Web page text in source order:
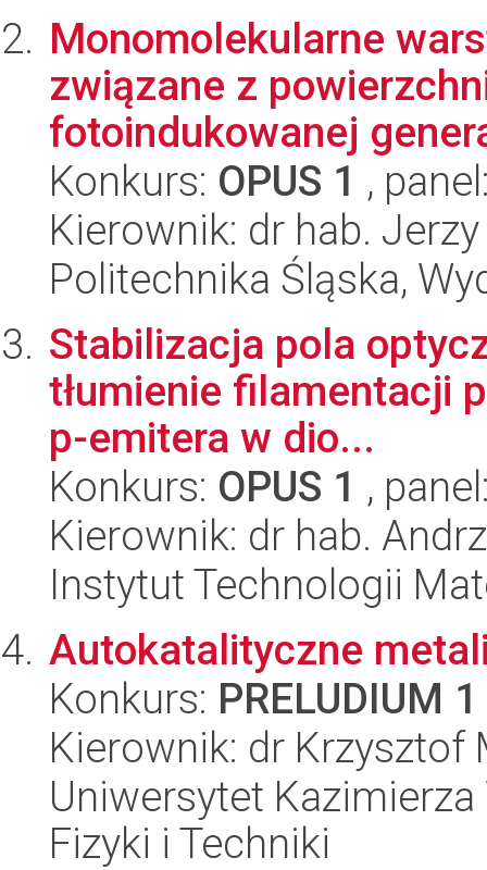
Monomolekularne
związane z
fotoindukowanej
Konkurs: OPUS 1 ,
Kierownik: dr hab.
Politechnika Śląska,
Stabilizacja pola
tłumienie filamentacji
p-emitera w dio...
Konkurs: OPUS 1 ,
Kierownik: dr hab.
Instytut Technologii
Autokatalityczne
Konkurs: PRELUDIUM 1
Kierownik: dr Krzysztof
Uniwersytet Kazimierza
Fizyki i Techniki